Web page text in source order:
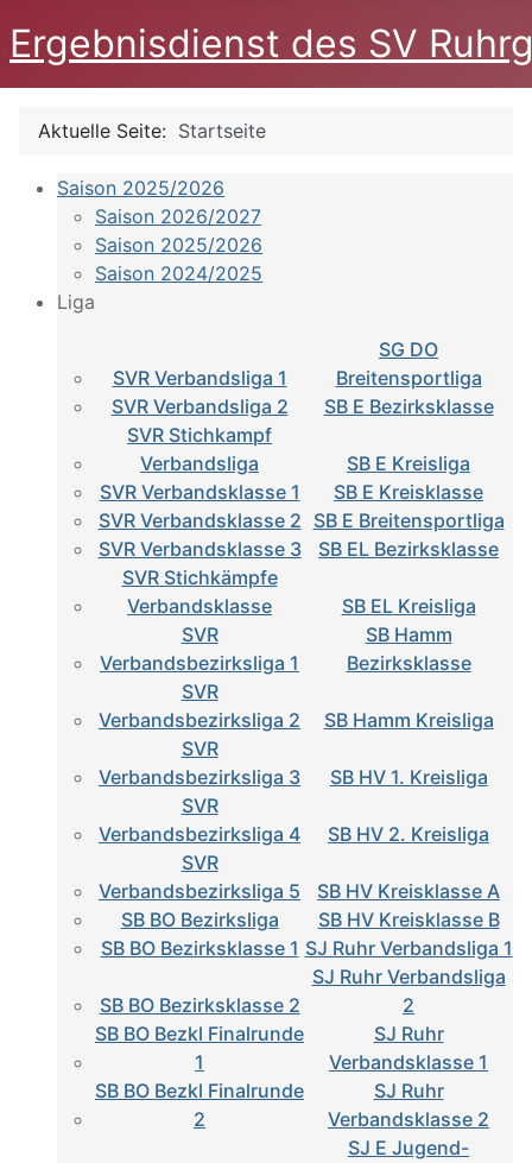
Ergebnisdienst des SV
Aktuelle Seite: Startseite
Saison 2025/2026
Saison 2026/2027
Saison 2025/2026
Saison 2024/2025
Liga
SVR Verbandsliga 1
SG DO
Breitensportliga
SVR Verbandsliga 2
SB E Bezirksklasse
SVR Stichkampf
Verbandsliga
SB E Kreisliga
SVR Verbandsklasse 1
SB E Kreisklasse
SVR Verbandsklasse 2 SB E Breitensportliga
SVR Verbandsklasse 3
SB EL Bezirksklasse
SVR Stichkämpfe
Verbandsklasse
SB EL Kreisliga
SVR
Verbandsbezirksliga 1
SB Hamm
Bezirksklasse
SVR
Verbandsbezirksliga 2
SB Hamm Kreisliga
SVR
Verbandsbezirksliga 3
SB HV 1. Kreisliga
SVR
Verbandsbezirksliga 4
SB HV 2. Kreisliga
SVR
Verbandsbezirksliga 5
SB HV Kreisklasse A
SB BO Bezirksliga
SB HV Kreisklasse B
SB BO Bezirksklasse 1 SJ Ruhr Verbandsliga 1
SB BO Bezirksklasse 2
SJ Ruhr Verbandsliga
2
SB BO Bezkl Finalrunde
1
SJ Ruhr
Verbandsklasse 1
SB BO Bezkl Finalrunde
2
SJ Ruhr
Verbandsklasse 2
SJ E Jugend-